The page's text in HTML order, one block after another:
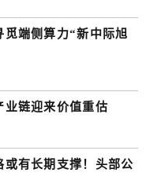
端侧算力“新中际旭
业链迎来价值重估
有长期支撑！头部公